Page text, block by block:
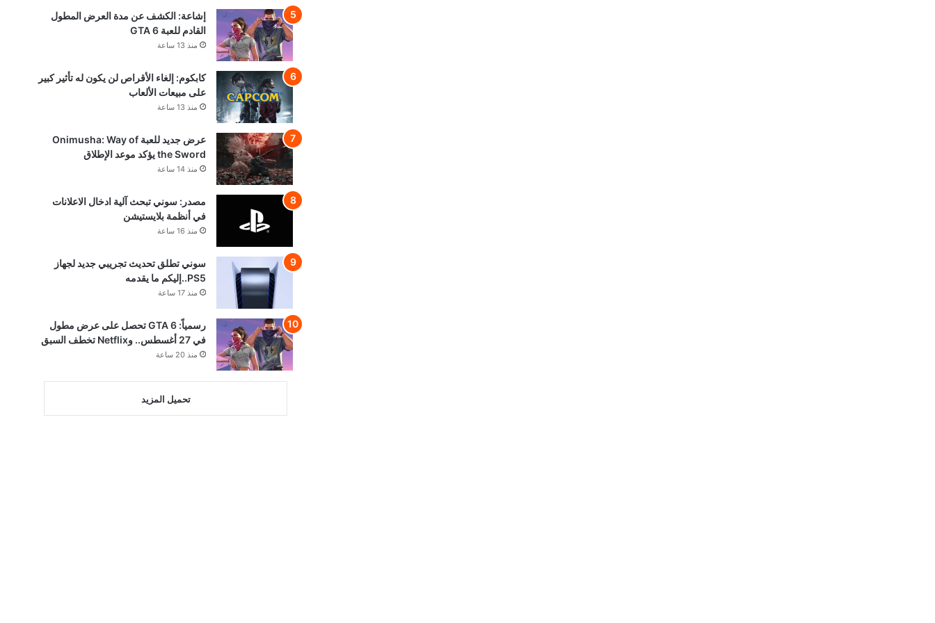
إشاعة: الكشف عن مدة العرض المطول
القادم للعبة GTA 6
منذ 13 ساعة
كابكوم: إلغاء الأقراص لن يكون له تأثير كبير
على مبيعات الألعاب
منذ 13 ساعة
عرض جديد للعبة Onimusha: Way of
the Sword يؤكد موعد الإطلاق
منذ 14 ساعة
مصدر: سوني تبحث آلية ادخال الاعلانات
في أنظمة بلايستيشن
منذ 16 ساعة
سوني تطلق تحديث تجريبي جديد لجهاز
PS5..إليكم ما يقدمه
منذ 17 ساعة
رسمياً: GTA 6 تحصل على عرض مطول
في 27 أغسطس.. وNetflix تخطف السبق
منذ 20 ساعة
تحميل المزيد